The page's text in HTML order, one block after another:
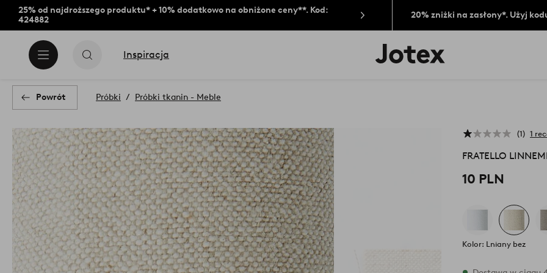
25% od najdroższego produktu* + 10% dodatkowo na obniżone ceny**. Kod:
424882
20% zniżki na zasłony*. Użyj
Inspiracja
Logo
Jotex
Powrót Próbki Próbki tkanin - Meble
1 1
FRATELLO
10 PLN
Kolor: Lniany bez